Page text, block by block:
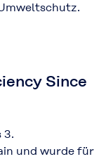
Since
3.
und wurde für